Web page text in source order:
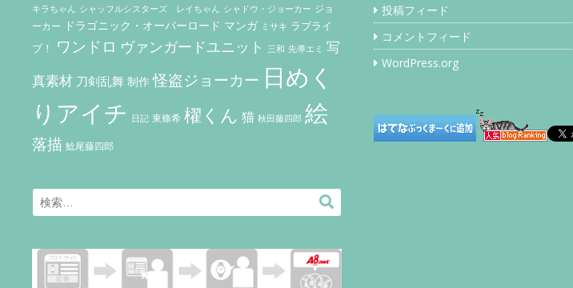
キラちゃん シャッフルシスターズ レイちゃん シャドウ・ジョーカー ジョ
ーカー ドラゴニック・オーバーロード マンガ ミサキ ラブライ
ブ！
ワンドロ ヴァンガードユニット 三和 先導エミ 写
真素材 刀剣乱舞 制作 怪盗ジョーカー 日めく
りアイチ 日記 東條希 櫂くん 猫 秋田藤四郎 絵
落描 鯰尾藤四郎
Search
for:
索…
投稿フィード
コメントフィード
WordPress.org